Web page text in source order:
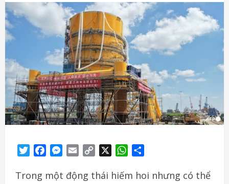
TwitterFacebookMessenger
Email
Copy
WhatsApp
Trong một động thái hiếm hoi nhưng có thể